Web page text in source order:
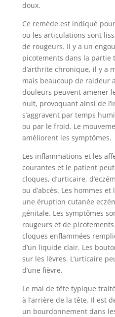
doux.
Ce remède est indiqué
ou les articulations sont
de rougeurs. Il y a un
picotements dans la partie
d’arthrite chronique, il y a
mais beaucoup de raideur
douleurs peuvent amener
nuit, provoquant ainsi de
s’aggravent par temps
ou par le froid. Le
améliorent les symptômes.
Les inflammations et les
courantes et le patient
cloques, d’urticaire,
ou d’abcès. Les hommes
une éruption cutanée
génitale. Les symptômes
rougeurs et de
cloques enflammées
d’un liquide clair. Les
sur les lèvres. L’urticaire
d’une fièvre.
Le mal de tête typique
à l’arrière de la tête. Il est
un bourdonnement dans